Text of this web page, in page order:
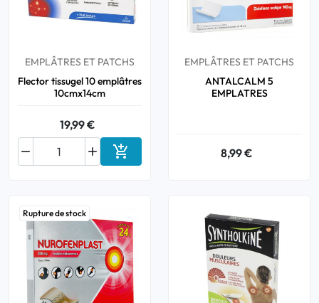
Anti-Poux
Homéopathie
EMPLÂTRES ET PATCHS
Flector tissugel 10 emplâtres
10cmx14cm
19,99 €

 Ajouter au panier
EMPLÂTRES ET PATCHS
ANTALCALM 5
EMPLATRES
8,99 €
Rupture de stock